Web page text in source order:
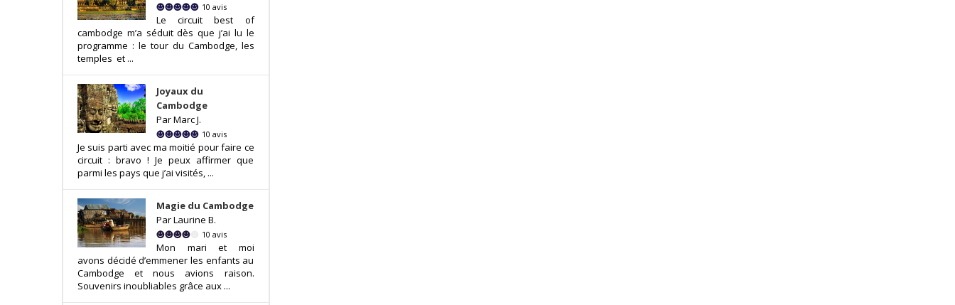
10 avis
Le circuit best of
cambodge m’a séduit dès que j’ai lu le
programme : le tour du Cambodge, les
temples et ...
Joyaux du
Cambodge
Par Marc J.
10 avis
Je suis parti avec ma moitié pour faire ce
circuit : bravo ! Je peux affirmer que
parmi les pays que j’ai visités, ...
Magie du Cambodge
Par Laurine B.
10 avis
Mon mari et moi
avons décidé d’emmener les enfants au
Cambodge et nous avions raison.
Souvenirs inoubliables grâce aux ...